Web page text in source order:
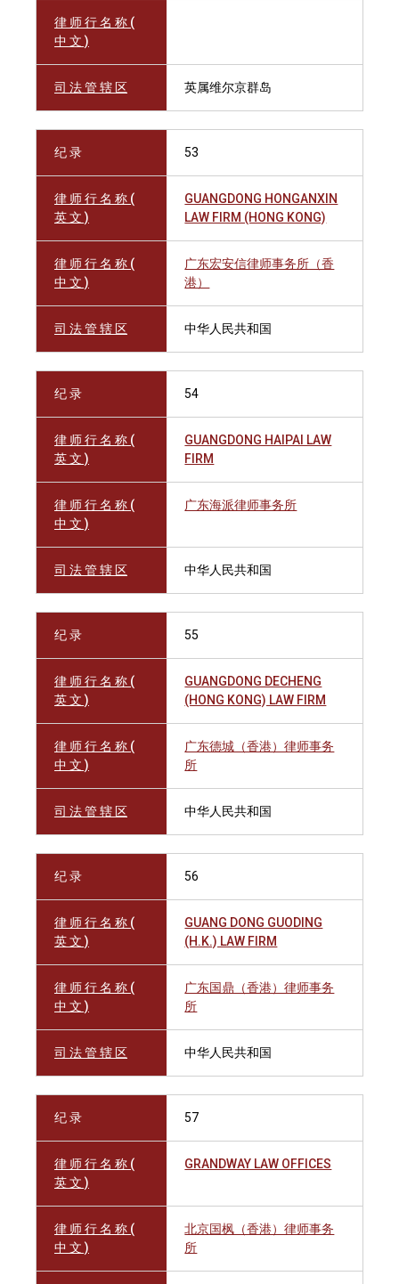
律 师 行 名 称 (
中 文 )
司 法 管 辖 区 英属维尔京群岛
纪 录 53
律 师 行 名 称 (
英 文 )
GUANGDONG HONGANXIN
LAW FIRM (HONG KONG)
律 师 行 名 称 (
中 文 )
广东宏安信律师事务所（香
港）
司 法 管 辖 区 中华人民共和国
纪 录 54
律 师 行 名 称 (
英 文 )
GUANGDONG HAIPAI LAW
FIRM
律 师 行 名 称 (
中 文 )
广东海派律师事务所
司 法 管 辖 区 中华人民共和国
纪 录 55
律 师 行 名 称 (
英 文 )
GUANGDONG DECHENG
(HONG KONG) LAW FIRM
律 师 行 名 称 (
中 文 )
广东德城（香港）律师事务
所
司 法 管 辖 区 中华人民共和国
纪 录 56
律 师 行 名 称 (
英 文 )
GUANG DONG GUODING
(H.K.) LAW FIRM
律 师 行 名 称 (
中 文 )
广东国鼎（香港）律师事务
所
司 法 管 辖 区 中华人民共和国
纪 录 57
律 师 行 名 称 (
英 文 )
GRANDWAY LAW OFFICES
律 师 行 名 称 (
中 文 )
北京国枫（香港）律师事务
所